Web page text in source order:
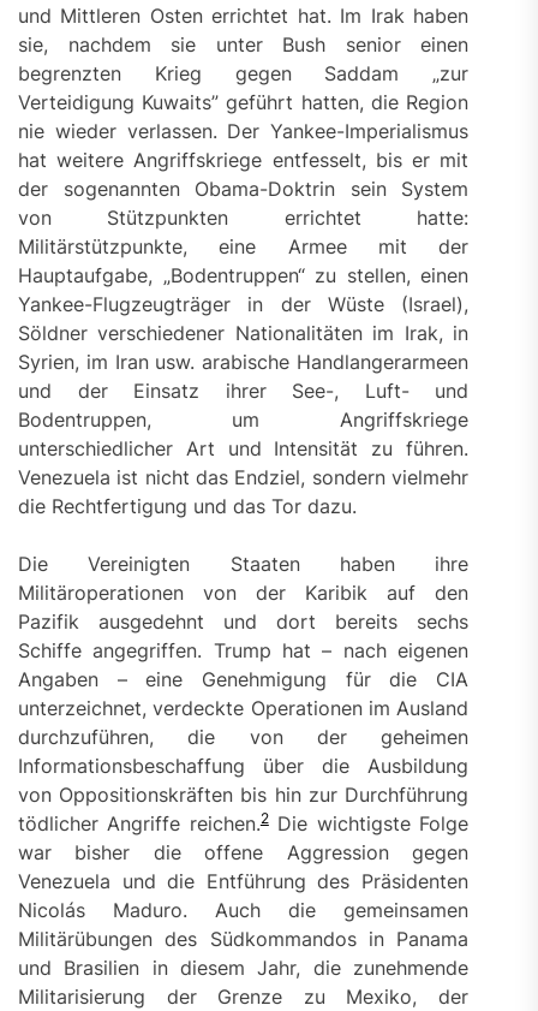
und Mittleren Osten errichtet hat. Im Irak haben
sie, nachdem sie unter Bush senior einen
begrenzten Krieg gegen Saddam „zur
Verteidigung Kuwaits” geführt hatten, die Region
nie wieder verlassen. Der Yankee-Imperialismus
hat weitere Angriffskriege entfesselt, bis er mit
der sogenannten Obama-Doktrin sein System
von Stützpunkten errichtet hatte:
Militärstützpunkte, eine Armee mit der
Hauptaufgabe, „Bodentruppen“ zu stellen, einen
Yankee-Flugzeugträger in der Wüste (Israel),
Söldner verschiedener Nationalitäten im Irak, in
Syrien, im Iran usw. arabische Handlangerarmeen
und der Einsatz ihrer See-, Luft- und
Bodentruppen, um Angriffskriege
unterschiedlicher Art und Intensität zu führen.
Venezuela ist nicht das Endziel, sondern vielmehr
die Rechtfertigung und das Tor dazu.
Die Vereinigten Staaten haben ihre
Militäroperationen von der Karibik auf den
Pazifik ausgedehnt und dort bereits sechs
Schiffe angegriffen. Trump hat – nach eigenen
Angaben – eine Genehmigung für die CIA
unterzeichnet, verdeckte Operationen im Ausland
durchzuführen, die von der geheimen
Informationsbeschaffung über die Ausbildung
von Oppositionskräften bis hin zur Durchführung
tödlicher Angriffe reichen.2Die wichtigste Folge
war bisher die offene Aggression gegen
Venezuela und die Entführung des Präsidenten
Nicolás Maduro. Auch die gemeinsamen
Militärübungen des Südkommandos in Panama
und Brasilien in diesem Jahr, die zunehmende
Militarisierung der Grenze zu Mexiko, der